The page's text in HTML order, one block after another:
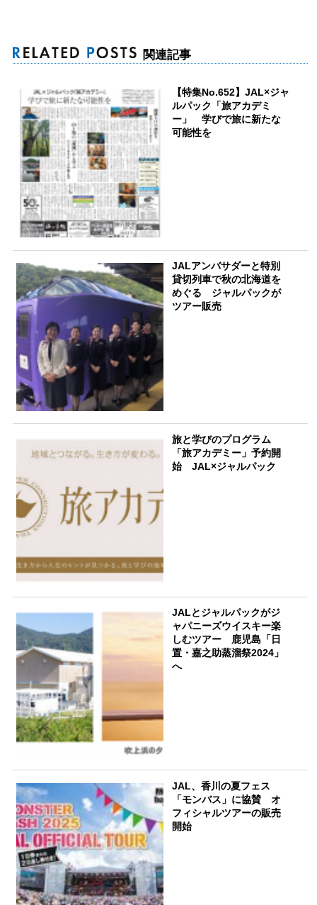
関連記事
【特集No.652】JAL×ジャ
ルパック「旅アカデミ
ー」 学びで旅に新たな
可能性を
JALアンバサダーと特別
貸切列車で秋の北海道を
めぐる ジャルパックが
ツアー販売
旅と学びのプログラム
「旅アカデミー」予約開
始 JAL×ジャルパック
JALとジャルパックがジ
ャパニーズウイスキー楽
しむツアー 鹿児島「日
置・嘉之助蒸溜祭2024」
へ
JAL、香川の夏フェス
「モンバス」に協賛 オ
フィシャルツアーの販売
開始